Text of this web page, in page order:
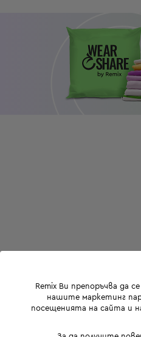
Remix Ви препоръчва да
нашите маркетинг
посещенията на сайта и